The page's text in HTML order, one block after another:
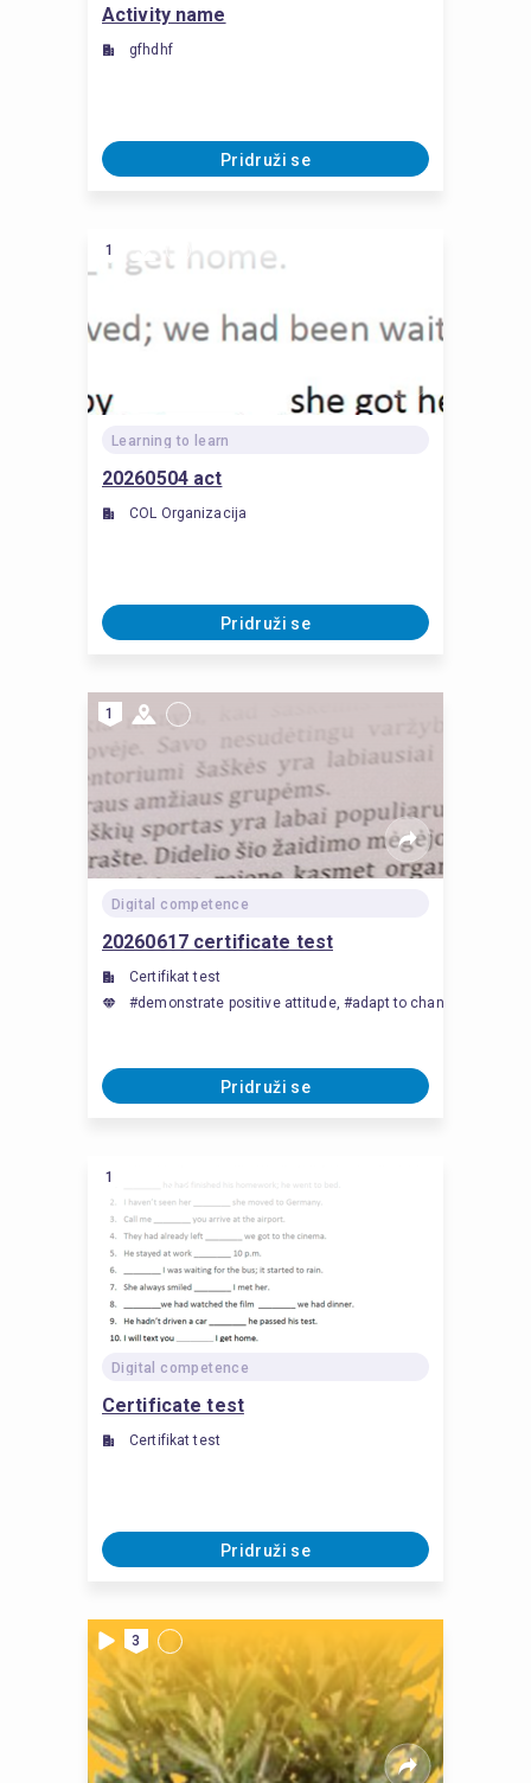
Activity name
gfhdhf
Pridruži se
1
Learning to learn
20260504 act
COL Organizacija
Pridruži se
1
Digital competence
20260617 certificate test
Certifikat test
#demonstrate positive attitude, #adapt to change
Pridruži se
1
Digital competence
Certificate test
Certifikat test
Pridruži se
3